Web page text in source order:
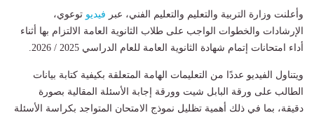
وأعلنت وزارة التربية والتعليم والتعليم الفني، عبر فيديو توعوي،
الإرشادات والخطوات الواجب على طلاب الثانوية العامة الالتزام بها أثناء
أداء امتحانات إتمام شهادة الثانوية العامة للعام الدراسي 2025 / 2026.
ويتناول الفيديو عددًا من التعليمات الهامة المتعلقة بكيفية كتابة بيانات
الطالب على ورقة البابل شيت وورقة إجابة الأسئلة المقالية بصورة
دقيقة، بما في ذلك أهمية تظليل نموذج الامتحان المتواجد بكراسة الأسئلة